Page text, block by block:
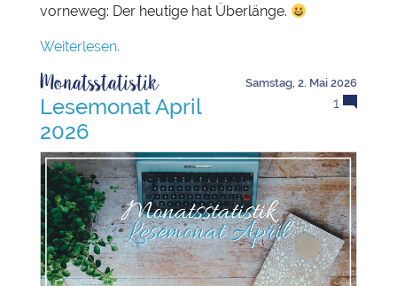
vorneweg: Der heutige hat Überlänge.
Weiterlesen.
Samstag, 2. Mai 2026
1
Monatsstatistik
Lesemonat April
2026